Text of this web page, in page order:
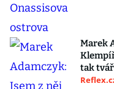
Marek
tak